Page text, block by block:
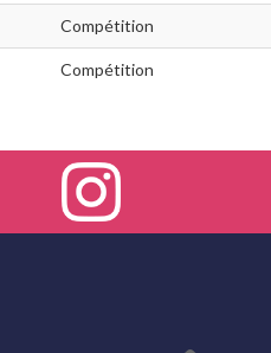
Compétition
Compétition